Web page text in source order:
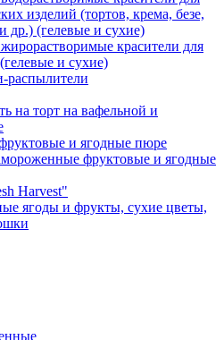
изделий (тортов, крема, безе,
др.) (гелевые и сухие)
красители для
и сухие)
распылители
на торт на вафельной и
и ягодные пюре
фруктовые и ягодные
Harvest"
ягоды и фрукты, сухие цветы,